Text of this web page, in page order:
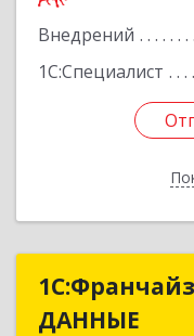
Внедрений
1С:Специалист
ДАННЫЕ